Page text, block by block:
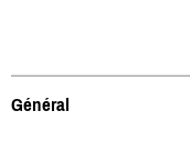
Général